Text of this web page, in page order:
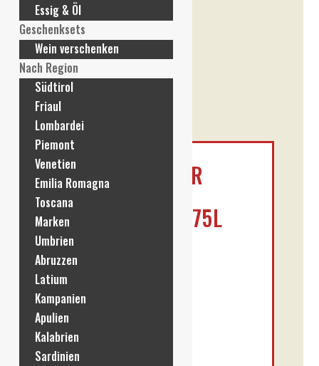
ANGELINI – 15ER
BRUNELLO DI
MONTALCINO 0,75L
€29,90
Enthält 19% MwSt. DE
L (
Alk. 14 % vol
zzgl.
Essig & Öl
Geschenksets
Wein verschenken
Nach Region
Südtirol
Friaul
Lombardei
Piemont
Venetien
Emilia Romagna
Toscana
Marken
Umbrien
Abruzzen
Latium
Kampanien
Apulien
Kalabrien
Sardinien